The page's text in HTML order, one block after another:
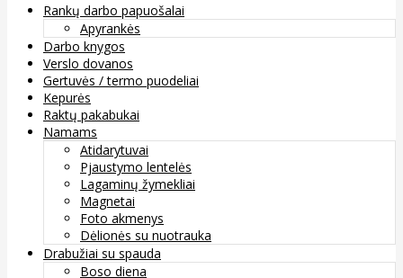
Rankų darbo papuošalai
Apyrankės
Darbo knygos
Verslo dovanos
Gertuvės / termo puodeliai
Kepurės
Raktų pakabukai
Namams
Atidarytuvai
Pjaustymo lentelės
Lagaminų žymekliai
Magnetai
Foto akmenys
Dėlionės su nuotrauka
Drabužiai su spauda
Boso diena